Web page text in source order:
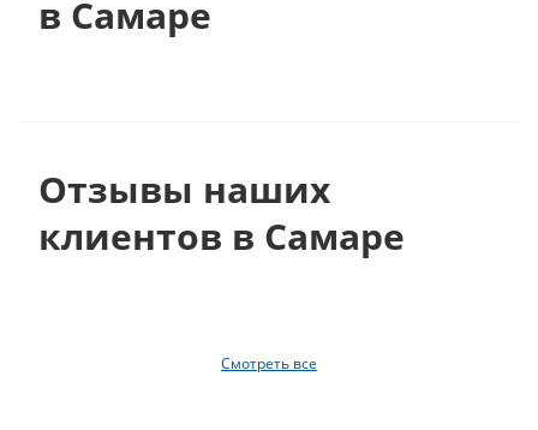
в Самаре
Отзывы наших
клиентов в Самаре
Смотреть все